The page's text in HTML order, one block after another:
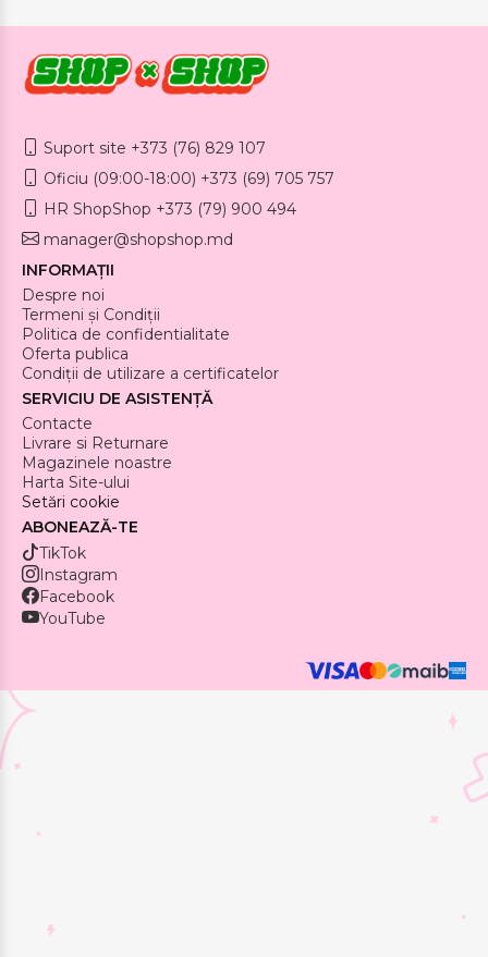
Suport site +373 (76) 829 107
Oficiu (09:00-18:00) +373 (69) 705 757
HR ShopShop +373 (79) 900 494
manager@shopshop.md
INFORMAȚII
Despre noi
Termeni și Condiții
Politica de confidentialitate
Oferta publica
Condiții de utilizare a certificatelor
SERVICIU DE ASISTENȚĂ
Contacte
Livrare si Returnare
Magazinele noastre
Harta Site-ului
Setări cookie
ABONEAZĂ-TE
TikTok
Instagram
Facebook
YouTube